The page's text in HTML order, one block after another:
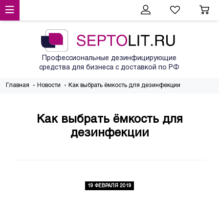
Профессиональные дезинфицирующие
средства для бизнеса с доставкой по РФ
Главная Новости Как выбрать ёмкость для дезинфекции
Как выбрать ёмкость для
дезинфекции
19 ФЕВРАЛЯ 2019